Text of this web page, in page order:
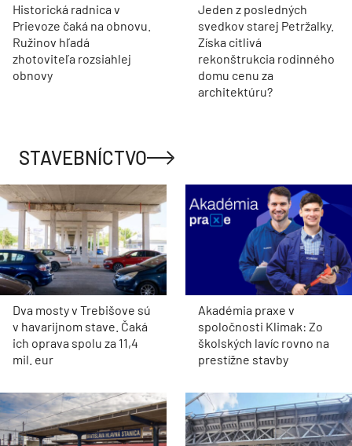
Historická radnica v
Prievoze čaká na obnovu.
Ružinov hľadá
zhotoviteľa rozsiahlej
obnovy
Jeden z posledných
svedkov starej Petržalky.
Získa citlivá
rekonštrukcia rodinného
domu cenu za
architektúru?
STAVEBNÍCTVO
Dva mosty v Trebišove sú
v havarijnom stave. Čaká
ich oprava spolu za 11,4
mil. eur
Akadémia praxe v
spoločnosti Klimak: Zo
školských lavíc rovno na
prestížne stavby